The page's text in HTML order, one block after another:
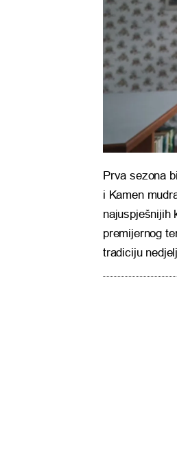
Prva sezona
i Kamen
najuspješnijih
premijernog
tradiciju